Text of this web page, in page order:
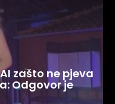
zašto ne pjeva
Odgovor je